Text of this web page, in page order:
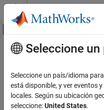
Saltar al contenido
Mostrar/ocultar
Recurso
Contenido principal
Seleccione
Seleccione un país/idioma
está disponible, y ver eventos
locales. Según su ubicación
seleccione:United States.